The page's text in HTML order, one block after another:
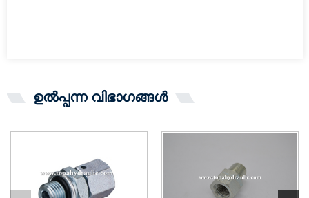
ഉൽപ്പന്ന വിഭാഗങ്ങൾ